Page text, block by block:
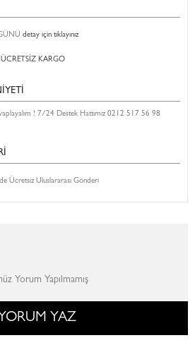
detay için tıklayınız
ÜCRETSİZ KARGO
! 7/24 Destek Hattımız 0212 517 56 98
Ücretsiz Uluslararası Gönderi
Yorum Yapılmamış
YORUM YAZ